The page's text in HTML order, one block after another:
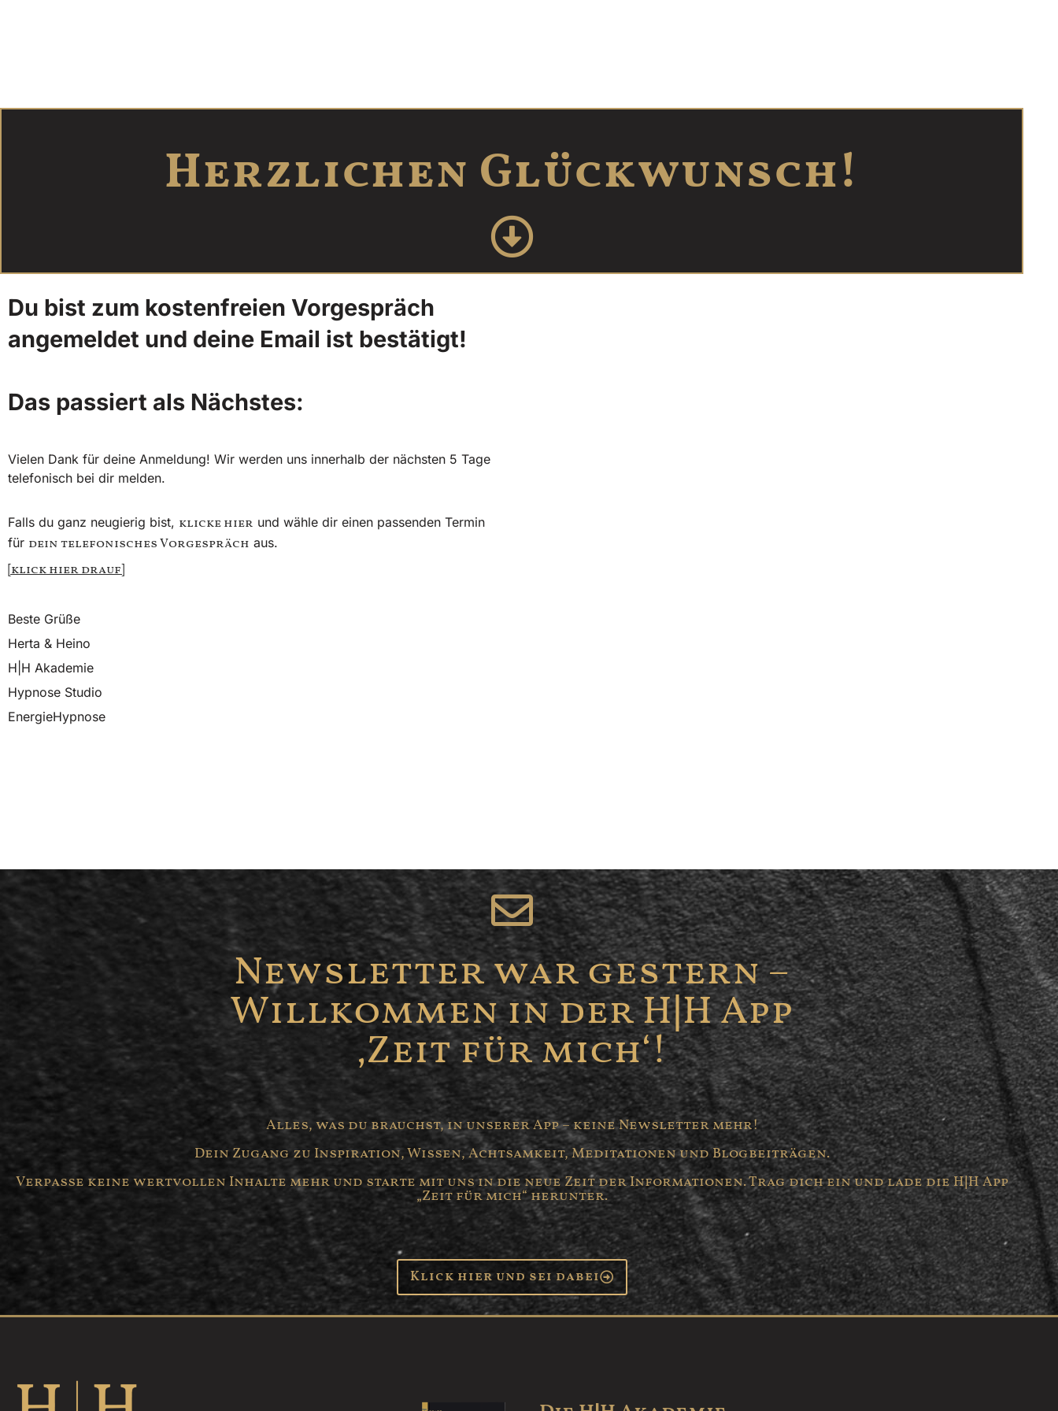
Herzlichen Glückwunsch!
Du bist zum kostenfreien Vorgespräch
angemeldet und deine Email ist bestätigt!
Das passiert als Nächstes:
Vielen Dank für deine Anmeldung! Wir werden uns innerhalb der nächsten 5 Tage
telefonisch bei dir melden.
Falls du ganz neugierig bist, klicke hier und wähle dir einen passenden Termin
für dein telefonisches Vorgespräch aus.
[klick hier drauf]
Beste Grüße
Herta & Heino
H|H Akademie
Hypnose Studio
EnergieHypnose
Newsletter war gestern –
Willkommen in der H|H App
‚Zeit für mich‘!
Alles, was du brauchst, in unserer App – keine Newsletter mehr!
Dein Zugang zu Inspiration, Wissen, Achtsamkeit, Meditationen und Blogbeiträgen.
Verpasse keine wertvollen Inhalte mehr und starte mit uns in die neue Zeit der Informationen. Trag dich ein und lade die H|H App
„Zeit für mich“ herunter.
Klick hier und sei dabei